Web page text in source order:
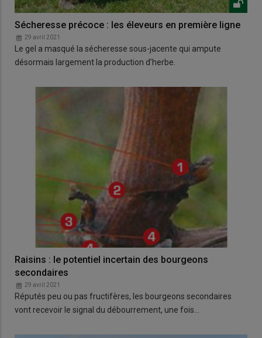
Sécheresse précoce : les éleveurs en première ligne
29 avril 2021
Le gel a masqué la sécheresse sous-jacente qui ampute
désormais largement la production d’herbe.
Raisins : le potentiel incertain des bourgeons
secondaires
29 avril 2021
Réputés peu ou pas fructifères, les bourgeons secondaires
vont recevoir le signal du débourrement, une fois…